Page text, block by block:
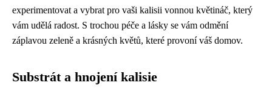
experimentovat a vybrat pro vaši kalisii vonnou květináč, který
vám udělá radost. S trochou péče a lásky se vám odmění
záplavou zeleně a krásných květů, které provoní váš domov.
Substrát a hnojení kalisie